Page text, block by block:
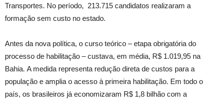
Transportes. No período, 213.715 candidatos realizaram a
formação sem custo no estado.
Antes da nova política, o curso teórico – etapa obrigatória do
processo de habilitação – custava, em média, R$ 1.019,95 na
Bahia. A medida representa redução direta de custos para a
população e amplia o acesso à primeira habilitação. Em todo o
país, os brasileiros já economizaram R$ 1,8 bilhão com a